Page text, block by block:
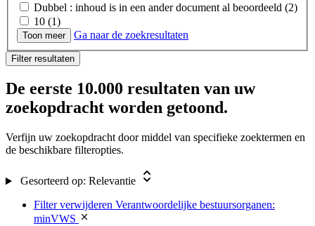
Dubbel : inhoud is in een ander document al beoordeeld (2)
10 (1)
5.1.2a Internationale betrekkingen (1)
Toon meer Ga naar de zoekresultaten
Filter resultaten
De eerste 10.000 resultaten van uw
zoekopdracht worden getoond.
Verfijn uw zoekopdracht door middel van specifieke zoektermen en
de beschikbare filteropties.
Gesorteerd op: Relevantie
Filter verwijderen Verantwoordelijke bestuursorganen:
minVWS